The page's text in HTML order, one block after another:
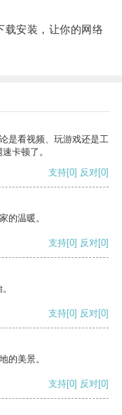
安装，让你的网络
是看视频、玩游戏还是工
卡顿了。
支持[0] 反对[0]
的温暖。
支持[0] 反对[0]
支持[0] 反对[0]
的美景。
支持[0] 反对[0]